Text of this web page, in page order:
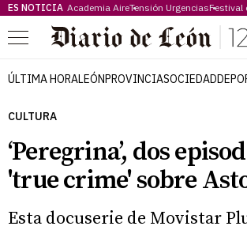
ES NOTICIA Academia AireTensión UrgenciasFestival
Menú
ÚLTIMA HORALEÓNPROVINCIASOCIEDAD
CULTURA
‘Peregrina’, dos
'true crime' sobre
Esta docuserie de Movistar